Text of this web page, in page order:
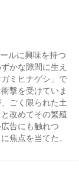
ルに興味を持つ
かな隙間に生え
ミヒナゲシ」で
撃を受けていま
ごく限られた土
改めてその繁殖
告にも触れつ
焦点を当てた、